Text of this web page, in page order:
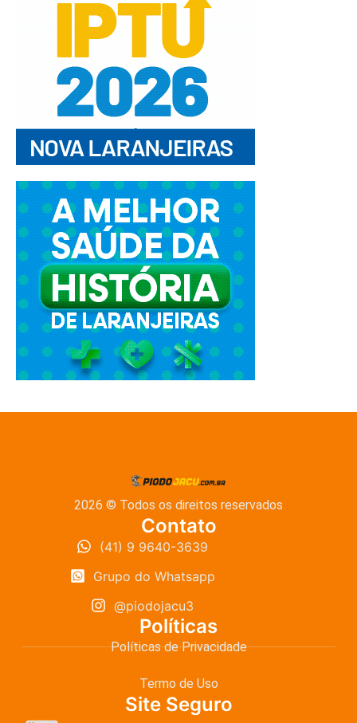
2026 © Todos os direitos reservados
Contato
(41) 9 9640-3639
Grupo do Whatsapp
@piodojacu3
Políticas
Políticas de Privacidade
Termo de Uso
Site Seguro